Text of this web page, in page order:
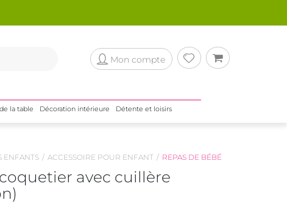
Mon compte
la table Décoration intérieure Détente et loisirs
ENFANTS ACCESSOIRE POUR ENFANT REPAS DE BÉBÉ
avec cuillère